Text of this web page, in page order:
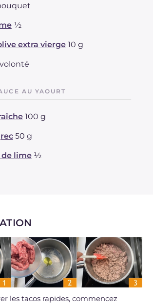
½
extra vierge 10 g
AU YAOURT
100 g
50 g
de lime ½
les tacos rapides, commencez